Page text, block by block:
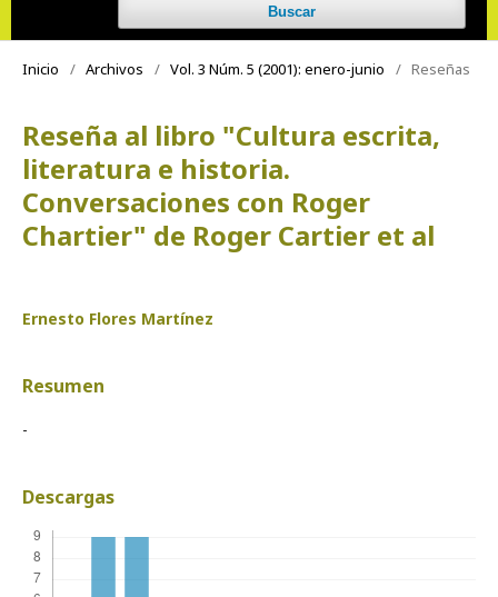
Buscar
Inicio / Archivos / Vol. 3 Núm. 5 (2001): enero-junio / Reseñas
Reseña al libro "Cultura escrita,
literatura e historia.
Conversaciones con Roger
Chartier" de Roger Cartier et al
Ernesto Flores Martínez
Resumen
-
Descargas